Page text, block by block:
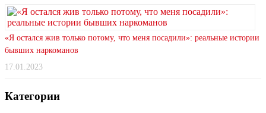
«Я остался жив только потому, что меня посадили»: реальные истории
бывших наркоманов
17.01.2023
Категории